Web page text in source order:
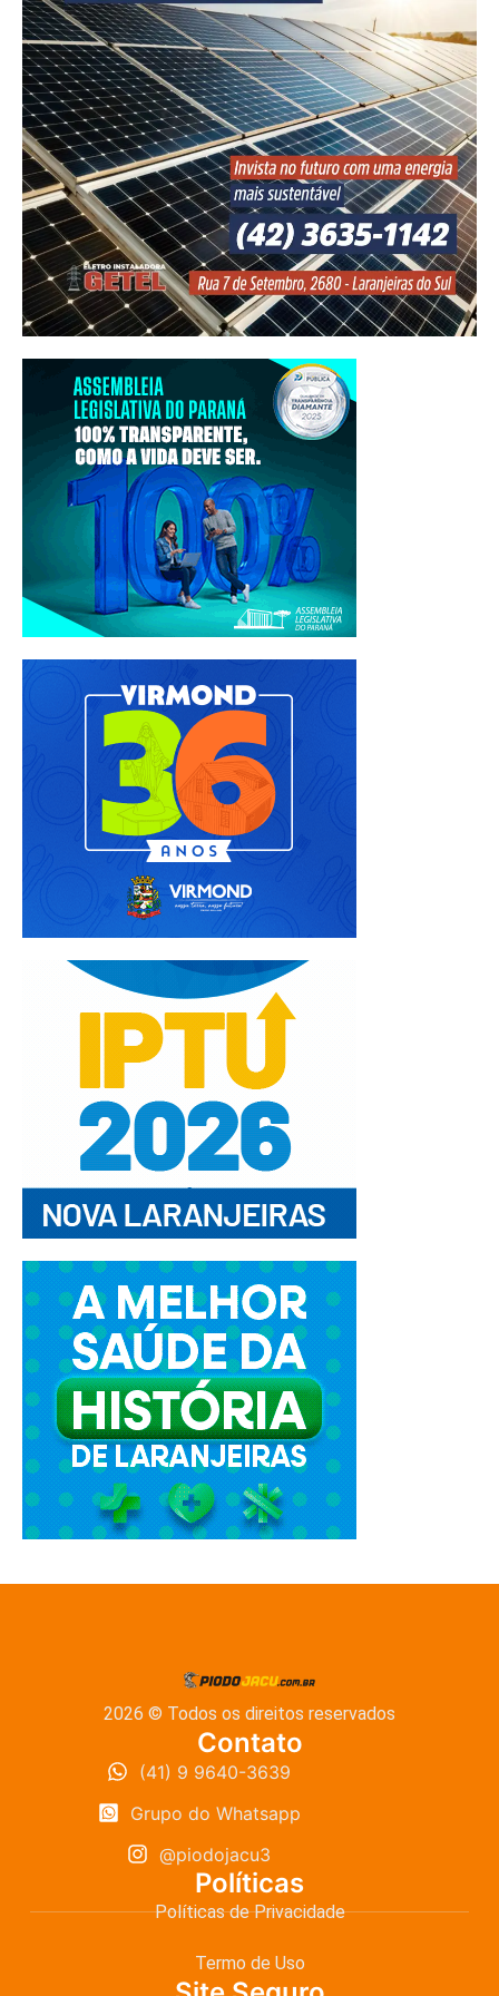
2026 © Todos os direitos reservados
Contato
(41) 9 9640-3639
Grupo do Whatsapp
@piodojacu3
Políticas
Políticas de Privacidade
Termo de Uso